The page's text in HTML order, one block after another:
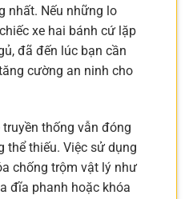
nhất. Nếu những lo
xe hai bánh cứ lặp
đã đến lúc bạn cần
cường an ninh cho
thống vẫn đóng
thể thiếu. Việc sử dụng
chống trộm vật lý như
đĩa phanh hoặc khóa